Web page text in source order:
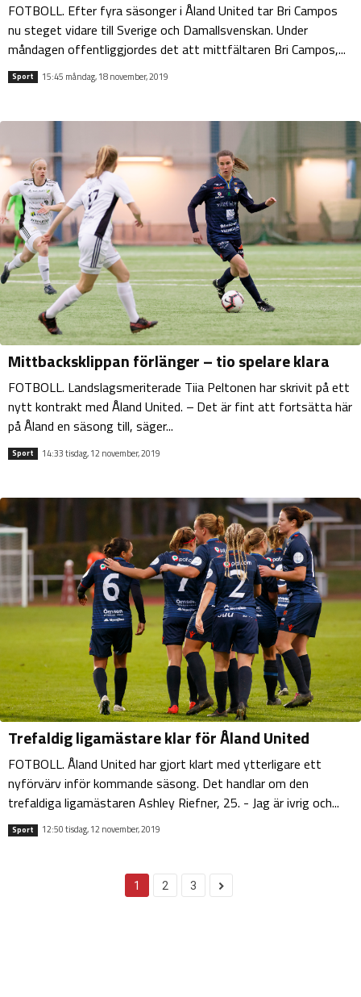
FOTBOLL. Efter fyra säsonger i Åland United tar Bri Campos
nu steget vidare till Sverige och Damallsvenskan. Under
måndagen offentliggjordes det att mittfältaren Bri Campos,...
Sport 15:45 måndag, 18 november, 2019
Mittbacksklippan förlänger – tio spelare klara
FOTBOLL. Landslagsmeriterade Tiia Peltonen har skrivit på ett
nytt kontrakt med Åland United. – Det är fint att fortsätta här
på Åland en säsong till, säger...
Sport 14:33 tisdag, 12 november, 2019
Trefaldig ligamästare klar för Åland United
FOTBOLL. Åland United har gjort klart med ytterligare ett
nyförvärv inför kommande säsong. Det handlar om den
trefaldiga ligamästaren Ashley Riefner, 25. - Jag är ivrig och...
Sport 12:50 tisdag, 12 november, 2019
1 2 3